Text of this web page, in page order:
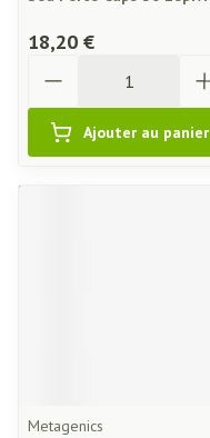
18,20 €
Ajouter au panier
Metagenics